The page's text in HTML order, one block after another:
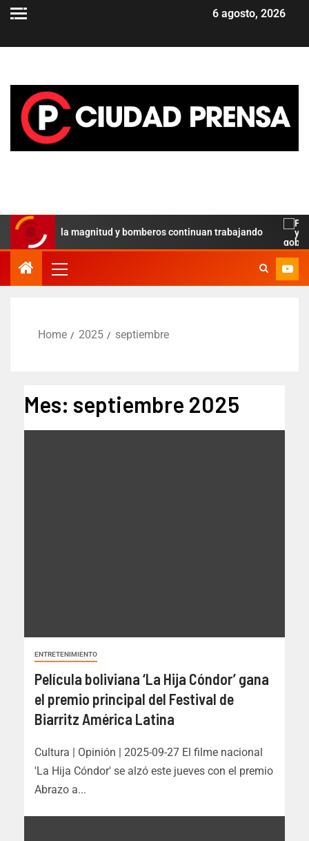
6 agosto, 2026
la magnitud y bomberos continuan trabajando Paz
Home 2025 septiembre
Mes: septiembre 2025
ENTRETENIMIENTO
Película boliviana ‘La Hija Cóndor’ gana
el premio principal del Festival de
Biarritz América Latina
Cultura | Opinión | 2025-09-27 El filme nacional
'La Hija Cóndor' se alzó este jueves con el premio
Abrazo a...